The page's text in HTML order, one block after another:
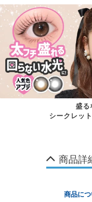
盛る
シークレッ
商品詳
商品に